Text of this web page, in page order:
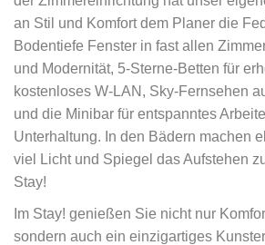
an Stil und Komfort dem Planer die
Bodentiefe Fenster in fast allen
und Modernität, 5-Sterne-Betten für
kostenloses W-LAN, Sky-Fernsehen
und die Minibar für entspanntes
Unterhaltung. In den Bädern machen
viel Licht und Spiegel das Aufstehen
Stay!
Im Stay! genießen Sie nicht nur
sondern auch ein einzigartiges